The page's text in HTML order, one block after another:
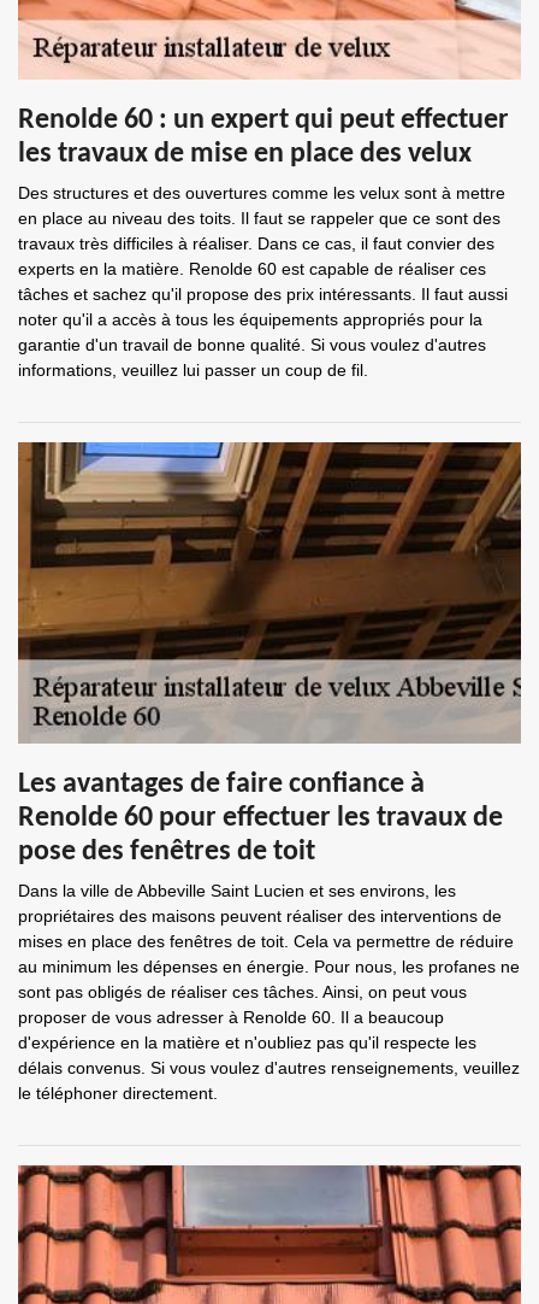
Renolde 60 : un expert qui peut effectuer
les travaux de mise en place des velux
Des structures et des ouvertures comme les velux sont à mettre
en place au niveau des toits. Il faut se rappeler que ce sont des
travaux très difficiles à réaliser. Dans ce cas, il faut convier des
experts en la matière. Renolde 60 est capable de réaliser ces
tâches et sachez qu'il propose des prix intéressants. Il faut aussi
noter qu'il a accès à tous les équipements appropriés pour la
garantie d'un travail de bonne qualité. Si vous voulez d'autres
informations, veuillez lui passer un coup de fil.
Les avantages de faire confiance à
Renolde 60 pour effectuer les travaux de
pose des fenêtres de toit
Dans la ville de Abbeville Saint Lucien et ses environs, les
propriétaires des maisons peuvent réaliser des interventions de
mises en place des fenêtres de toit. Cela va permettre de réduire
au minimum les dépenses en énergie. Pour nous, les profanes ne
sont pas obligés de réaliser ces tâches. Ainsi, on peut vous
proposer de vous adresser à Renolde 60. Il a beaucoup
d'expérience en la matière et n'oubliez pas qu'il respecte les
délais convenus. Si vous voulez d'autres renseignements, veuillez
le téléphoner directement.